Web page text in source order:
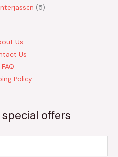
5
Us
Us
FAQ
Policy
offers